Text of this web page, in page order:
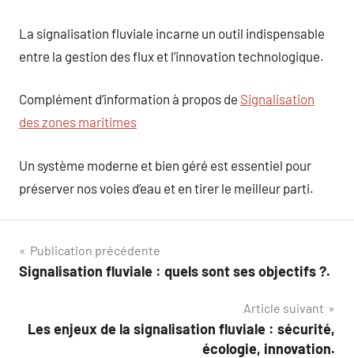
La signalisation fluviale incarne un outil indispensable
entre la gestion des flux et l’innovation technologique.
Complément d’information à propos de Signalisation
des zones maritimes
Un système moderne et bien géré est essentiel pour
préserver nos voies d’eau et en tirer le meilleur parti.
Navigation
de
Publication précédente
Signalisation fluviale : quels sont ses objectifs ?.
Article suivant
Les enjeux de la signalisation fluviale : sécurité,
écologie, innovation.